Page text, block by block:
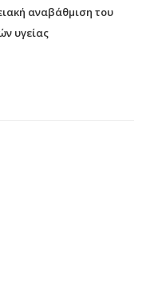
αναβάθμιση του
υγείας